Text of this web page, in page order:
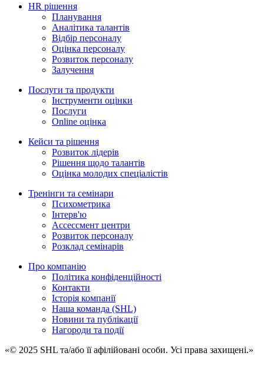
HR рішення
Планування
Аналітика талантів
Відбір персоналу
Оцінка персоналу
Розвиток персоналу
Залучення
Послуги та продукти
Інструменти оцінки
Послуги
Online оцінка
Кейси та рішення
Розвиток лідерів
Рішення щодо талантів
Оцінка молодих спеціалістів
Тренінги та семінари
Психометрика
Iнтерв'ю
Ассессмент центри
Розвиток персоналу
Розклад семінарів
Про компанію
Політика конфіденційності
Контакти
Історія компанії
Наша команда (SHL)
Новини та публікації
Нагороди та події
«© 2025 SHL та/або її афілійовані особи. Усі права захищені.»